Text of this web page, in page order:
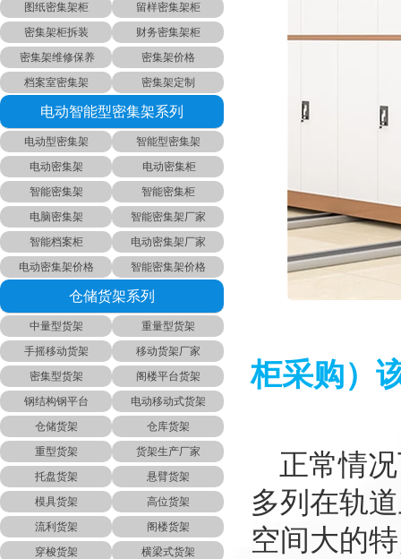
图纸密集架柜
留样密集架柜
密集架柜拆装
财务密集架柜
密集架维修保养
密集架价格
档案室密集架
密集架定制
电动智能型密集架系列
电动型密集架
智能型密集架
电动密集架
电动密集柜
智能密集架
智能密集柜
电脑密集架
智能密集架厂家
智能档案柜
电动密集架厂家
电动密集架价格
智能密集架价格
仓储货架系列
中量型货架
重量型货架
手摇移动货架
移动货架厂家
密集型货架
阁楼平台货架
钢结构钢平台
电动移动式货架
仓储货架
仓库货架
重型货架
货架生产厂家
托盘货架
悬臂货架
模具货架
高位货架
流利货架
阁楼货架
穿梭货架
横梁式货架
柜采购）
正常情况
多列在轨
空间大的